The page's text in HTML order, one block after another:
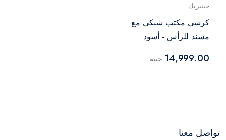
جينيريك
كرسي مكتب شبكي مع
مسند للرأس - أسود
14,999.00 جنيه
تواصل معنا